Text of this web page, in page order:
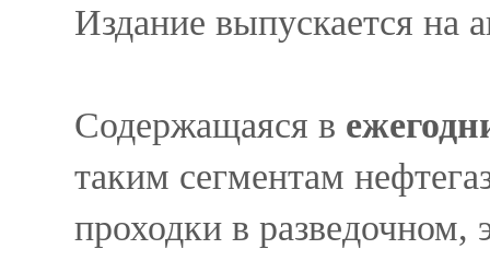
Издание выпускается на
Содержащаяся в
таким сегментам
проходки в разведочном,